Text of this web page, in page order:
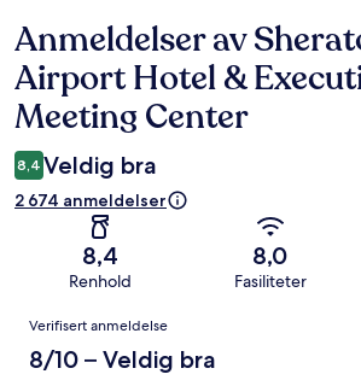
Anmeldelser
Anmeldelser av
Airport Hotel &
Meeting Center
8,4 Veldig bra
2 674 anmeldelser
8,4
Renhold
8,0
Fasiliteter
Anmeldelser
Verifisert anmeldelse
8/10 – Veldig bra